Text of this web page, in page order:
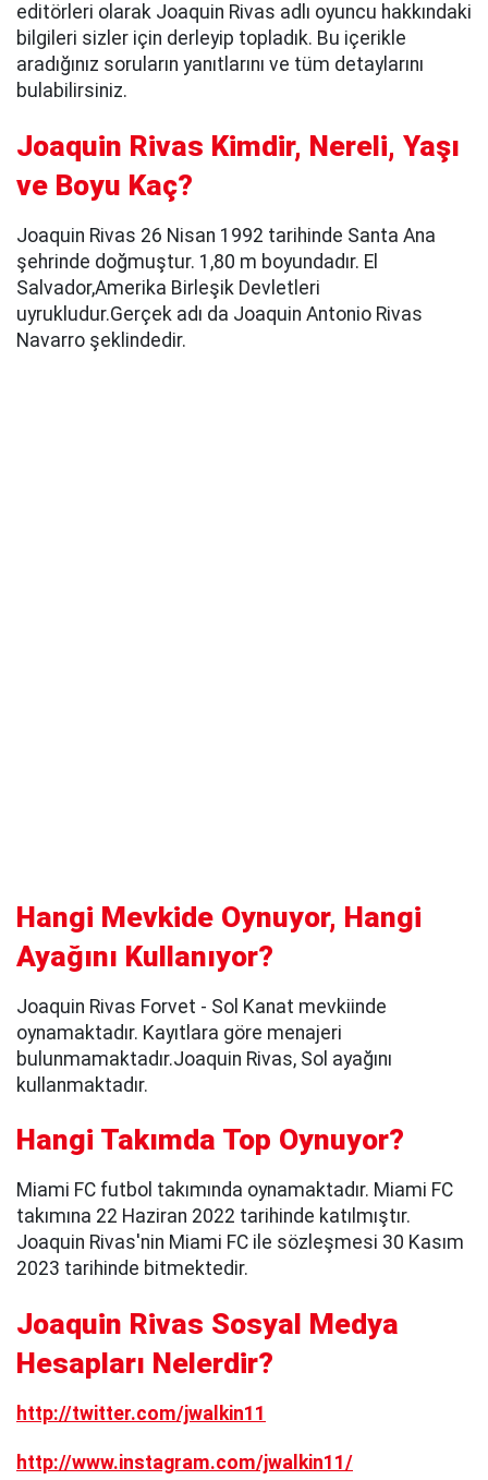
editörleri olarak Joaquin Rivas adlı oyuncu hakkındaki
bilgileri sizler için derleyip topladık. Bu içerikle
aradığınız soruların yanıtlarını ve tüm detaylarını
bulabilirsiniz.
Joaquin Rivas Kimdir, Nereli, Yaşı
ve Boyu Kaç?
Joaquin Rivas 26 Nisan 1992 tarihinde Santa Ana
şehrinde doğmuştur. 1,80 m boyundadır. El
Salvador,Amerika Birleşik Devletleri
uyrukludur.Gerçek adı da Joaquin Antonio Rivas
Navarro şeklindedir.
Hangi Mevkide Oynuyor, Hangi
Ayağını Kullanıyor?
Joaquin Rivas Forvet - Sol Kanat mevkiinde
oynamaktadır. Kayıtlara göre menajeri
bulunmamaktadır.Joaquin Rivas, Sol ayağını
kullanmaktadır.
Hangi Takımda Top Oynuyor?
Miami FC futbol takımında oynamaktadır. Miami FC
takımına 22 Haziran 2022 tarihinde katılmıştır.
Joaquin Rivas'nin Miami FC ile sözleşmesi 30 Kasım
2023 tarihinde bitmektedir.
Joaquin Rivas Sosyal Medya
Hesapları Nelerdir?
http://twitter.com/jwalkin11
http://www.instagram.com/jwalkin11/